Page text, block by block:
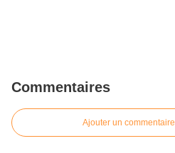
Commentaires
Ajouter un commentaire